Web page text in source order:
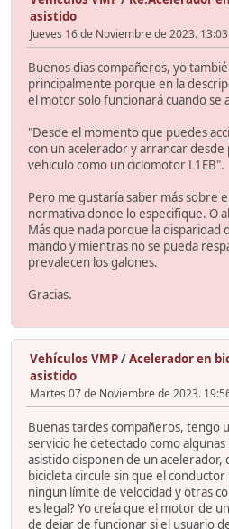
asistido
Jueves 16 de Noviembre de 2023.
Buenos dias compañeros, yo
principalmente porque en la
el motor solo funcionará cuando se
"Desde el momento que puedes
con un acelerador y arrancar
vehiculo como un ciclomotor L1EB".
Pero me gustaría saber más sobre
normativa donde lo especifique. O
Más que nada porque la disparidad
mando y mientras no se pueda
prevalecen los galones.
Gracias.
Vehículos VMP/Acelerador en
asistido
Martes 07 de Noviembre de 2023.
Buenas tardes compañeros, tengo
servicio he detectado como
asistido disponen de un
bicicleta circule sin que el
ningun límite de velocidad y otras
es legal? Yo creía que el motor de
de dejar de funcionar si el usuario